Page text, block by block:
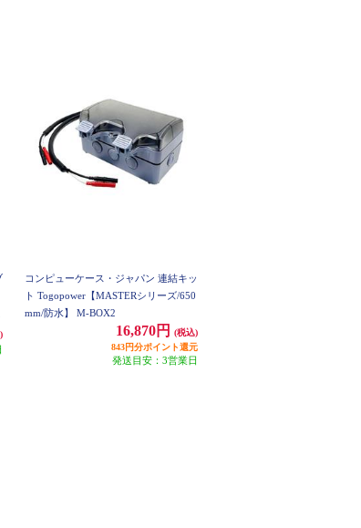
コンピューケース・ジャパン 連結キッ
ト Togopower【MASTERシリーズ/650
mm/防水】 M-BOX2
16,870円
(税込)
843円分ポイント還元
発送目安：3営業日